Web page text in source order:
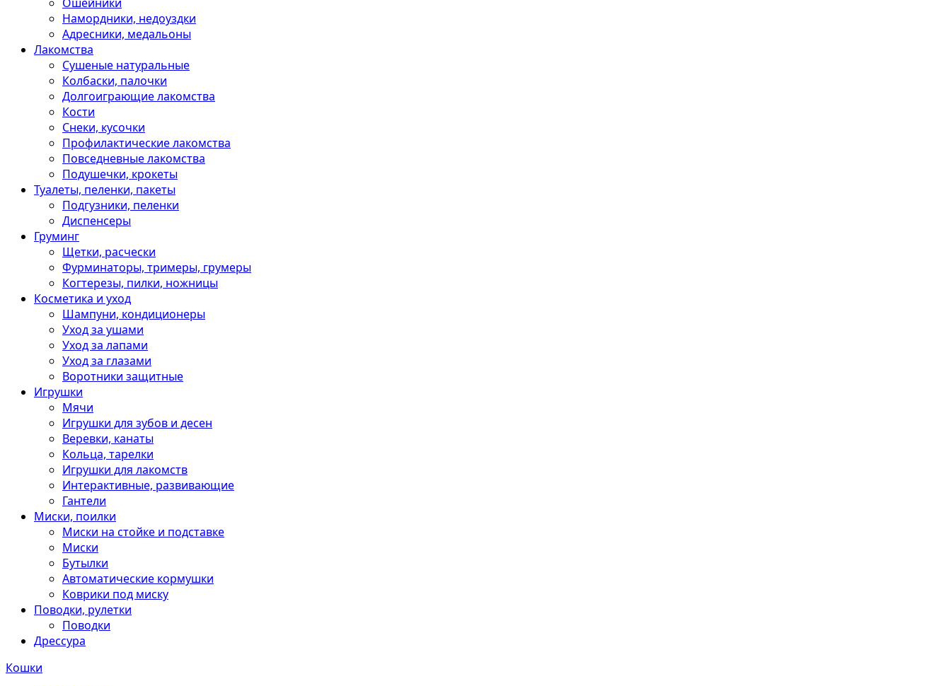
Намордники, недоуздки
Адресники, медальоны
Лакомства
Сушеные натуральные
Колбаски, палочки
Долгоиграющие лакомства
Кости
Снеки, кусочки
Профилактические лакомства
Повседневные лакомства
Подушечки, крокеты
Туалеты, пеленки, пакеты
Подгузники, пеленки
Диспенсеры
Груминг
Щетки, расчески
Фурминаторы, тримеры, грумеры
Когтерезы, пилки, ножницы
Косметика и уход
Шампуни, кондиционеры
Уход за ушами
Уход за лапами
Уход за глазами
Воротники защитные
Игрушки
Мячи
Игрушки для зубов и десен
Веревки, канаты
Кольца, тарелки
Игрушки для лакомств
Интерактивные, развивающие
Гантели
Миски, поилки
Миски на стойке и подставке
Миски
Бутылки
Автоматические кормушки
Коврики под миску
Поводки, рулетки
Поводки
Дрессура
Кошки